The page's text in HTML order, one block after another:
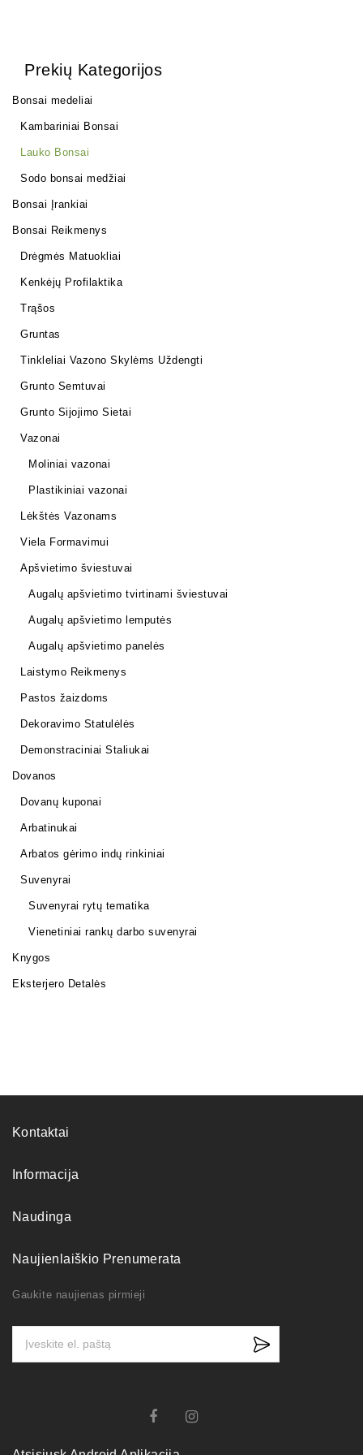
Prekių Kategorijos
Bonsai medeliai
Kambariniai Bonsai
Lauko Bonsai
Sodo bonsai medžiai
Bonsai Įrankiai
Bonsai Reikmenys
Drėgmės Matuokliai
Kenkėjų Profilaktika
Trąšos
Gruntas
Tinkleliai Vazono Skylėms Uždengti
Grunto Semtuvai
Grunto Sijojimo Sietai
Vazonai
Moliniai vazonai
Plastikiniai vazonai
Lėkštės Vazonams
Viela Formavimui
Apšvietimo šviestuvai
Augalų apšvietimo tvirtinami šviestuvai
Augalų apšvietimo lemputės
Augalų apšvietimo panelės
Laistymo Reikmenys
Pastos žaizdoms
Dekoravimo Statulėlės
Demonstraciniai Staliukai
Dovanos
Dovanų kuponai
Arbatinukai
Arbatos gėrimo indų rinkiniai
Suvenyrai
Suvenyrai rytų tematika
Vienetiniai rankų darbo suvenyrai
Knygos
Eksterjero Detalės
Kontaktai
Informacija
Naudinga
Naujienlaiškio Prenumerata
Gaukite naujienas pirmieji